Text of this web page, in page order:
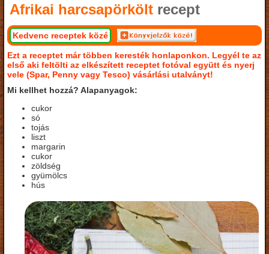
Afrikai harcsapörkölt recept
Kedvenc receptek közé
Ezt a receptet már többen keresték honlaponkon. Legyél te az
első aki feltölti az elkészített receptet fotóval együtt és nyerj
vele (Spar, Penny vagy Tesco) vásárlási utalványt!
Mi kellhet hozzá? Alapanyagok:
cukor
só
tojás
liszt
margarin
cukor
zöldség
gyümölcs
hús